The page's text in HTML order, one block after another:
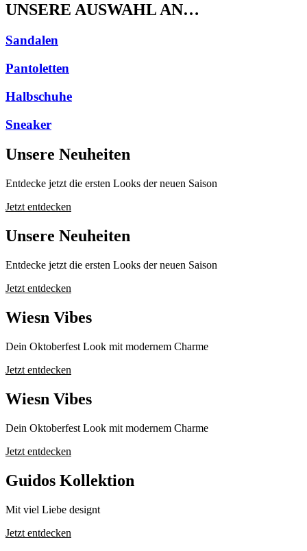
UNSERE AUSWAHL AN…
Sandalen
Pantoletten
Halbschuhe
Sneaker
Unsere Neuheiten
Entdecke jetzt die ersten Looks der neuen Saison
Jetzt entdecken
Unsere Neuheiten
Entdecke jetzt die ersten Looks der neuen Saison
Jetzt entdecken
Wiesn Vibes
Dein Oktoberfest Look mit modernem Charme
Jetzt entdecken
Wiesn Vibes
Dein Oktoberfest Look mit modernem Charme
Jetzt entdecken
Guidos Kollektion
Mit viel Liebe designt
Jetzt entdecken